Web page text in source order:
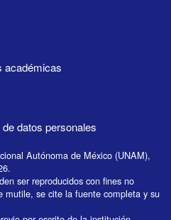
académicas
datos personales
Autónoma de México (UNAM),
ser reproducidos con fines no
mutile, se cite la fuente completa y su